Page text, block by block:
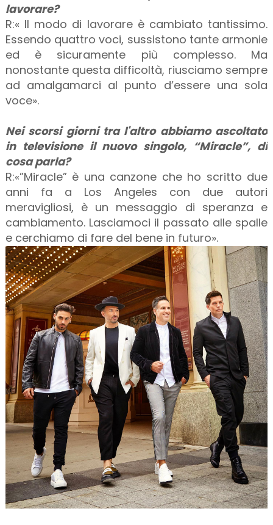
lavorare?
R:« Il modo di lavorare è cambiato tantissimo.
Essendo quattro voci, sussistono tante armonie
ed è sicuramente più complesso. Ma
nonostante questa difficoltà, riusciamo sempre
ad amalgamarci al punto d’essere una sola
voce».
Nei scorsi giorni tra l'altro abbiamo ascoltato
in televisione il nuovo singolo, “Miracle”, di
cosa parla?
R:«”Miracle” è una canzone che ho scritto due
anni fa a Los Angeles con due autori
meravigliosi, è un messaggio di speranza e
cambiamento. Lasciamoci il passato alle spalle
e cerchiamo di fare del bene in futuro».